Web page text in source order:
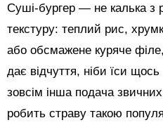
Суші-бургер — не калька з
текстуру: теплий рис,
або обсмажене куряче
дає відчуття, ніби їси
зовсім інша подача
робить страву такою